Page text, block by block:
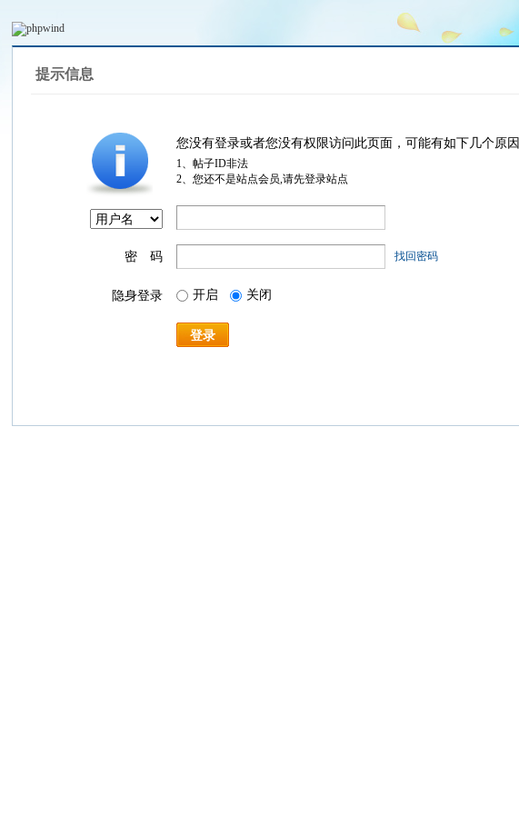
提示信息
您没有登录或者您没有权限访问此页面，可能有如下几个原因
1、帖子ID非法
2、您还不是站点会员,请先登录站点
密 码 找回密码
隐身登录 开启 关闭
登录